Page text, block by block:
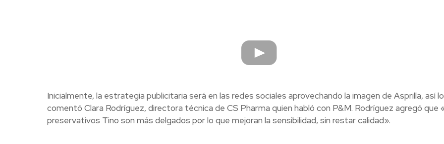
Inicialmente, la estrategia publicitaria será en las redes sociales aprovechando la imagen de Asprilla, así lo
comentó Clara Rodríguez, directora técnica de CS Pharma quien habló con P&M. Rodríguez agregó que
preservativos Tino son más delgados por lo que mejoran la sensibilidad, sin restar calidad».